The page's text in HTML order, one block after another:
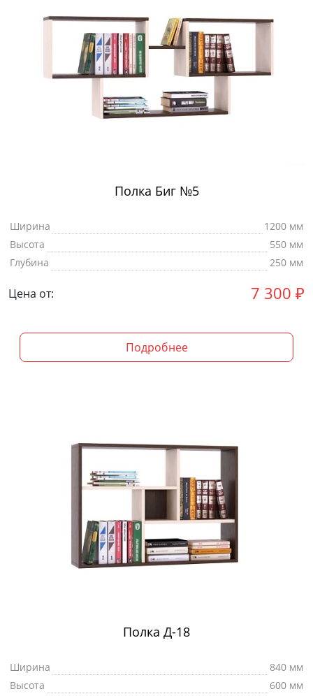
Полка Биг №5
Ширина
1200 мм
Высота
550 мм
Глубина
250 мм
Цена от: 7 300 ₽
Подробнее
Полка Д-18
Ширина
840 мм
Высота
600 мм